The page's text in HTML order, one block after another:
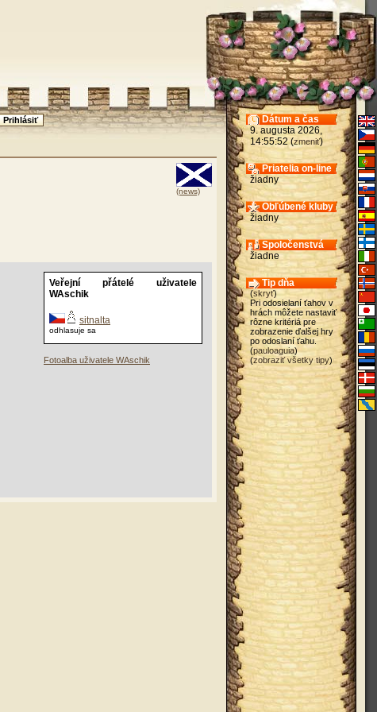
(news)
Veřejní přátelé uživatele
WAschik
sitnalta
odhlasuje sa
Fotoalba uživatele WAschik
Dátum a čas
9. augusta 2026,
14:55:52 (zmeniť)
Priatelia on-line
žiadny
Obľúbené kluby
žiadny
Spoločenstvá
žiadne
Tip dňa
(skryť)
Pri odosielaní ťahov v
hrách môžete nastaviť
rôzne kritériá pre
zobrazenie ďalšej hry
po odoslaní ťahu.
(pauloaguia)
(zobraziť všetky tipy)